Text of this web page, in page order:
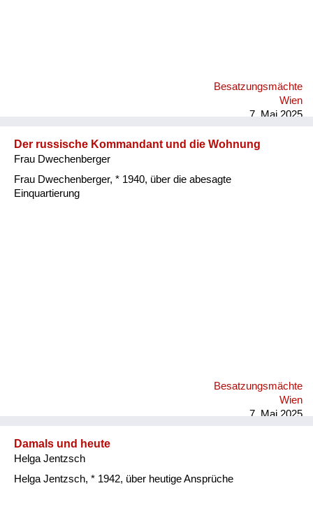
Besatzungsmächte
Wien
7. Mai 2025
Der russische Kommandant und die Wohnung
Frau Dwechenberger
Frau Dwechenberger, * 1940, über die abesagte
Einquartierung
Besatzungsmächte
Wien
7. Mai 2025
Damals und heute
Helga Jentzsch
Helga Jentzsch, * 1942, über heutige Ansprüche